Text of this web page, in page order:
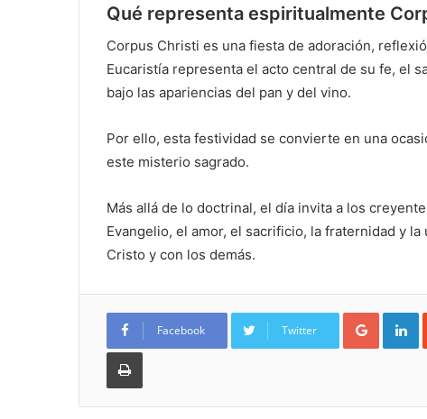
Qué representa espiritualmente
Corpus Christi es una fiesta de adoración,
Eucaristía representa el acto central de su fe, el
bajo las apariencias del pan y del vino.
Por ello, esta festividad se convierte en una
este misterio sagrado.
Más allá de lo doctrinal, el día invita a los
Evangelio, el amor, el sacrificio, la fraternidad y
Cristo y con los demás.
Facebook Twitter
Google+
Imprimir